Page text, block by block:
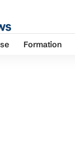
Formation